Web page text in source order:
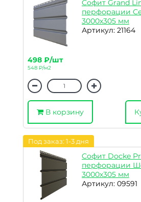
Софит Grand
перфорации
3000х305 мм
Артикул: 21164
498 ₽/шт
548 ₽/м2
В корзину
Под заказ: 1-3 дня
Софит Docke
перфорации
3000х305 мм
Артикул: 09591